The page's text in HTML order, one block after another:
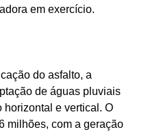
em exercício.
do asfalto, a
de águas pluviais
e vertical. O
milhões, com a geração